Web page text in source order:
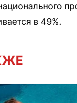
в 49%.